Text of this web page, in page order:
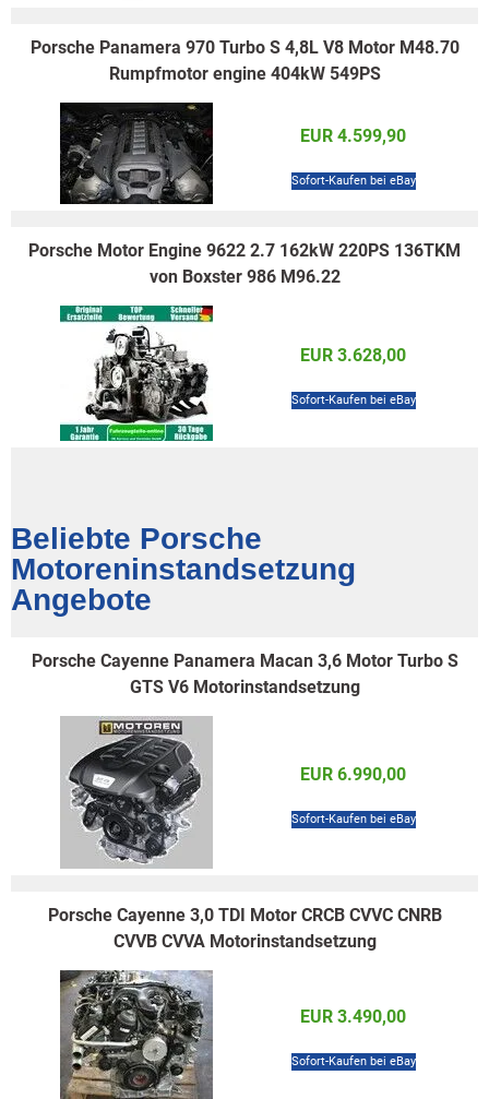
Porsche Panamera 970 Turbo S 4,8L V8 Motor M48.70
Rumpfmotor engine 404kW 549PS
EUR 4.599,90
Sofort-Kaufen bei eBay
Porsche Motor Engine 9622 2.7 162kW 220PS 136TKM
von Boxster 986 M96.22
EUR 3.628,00
Sofort-Kaufen bei eBay
Beliebte Porsche
Motoreninstandsetzung
Angebote
Porsche Cayenne Panamera Macan 3,6 Motor Turbo S
GTS V6 Motorinstandsetzung
EUR 6.990,00
Sofort-Kaufen bei eBay
Porsche Cayenne 3,0 TDI Motor CRCB CVVC CNRB
CVVB CVVA Motorinstandsetzung
EUR 3.490,00
Sofort-Kaufen bei eBay